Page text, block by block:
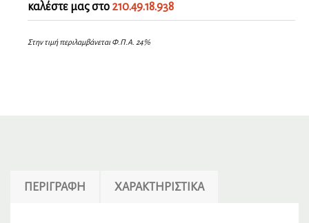
καλέστε μας στο 210.49.18.938
Στην τιμή περιλαμβάνεται Φ.Π.Α. 24%
ΠΕΡΙΓΡΑΦΉ ΧΑΡΑΚΤΗΡΙΣΤΙΚΆ